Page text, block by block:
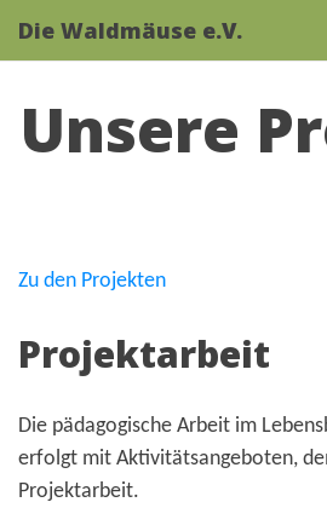
Die Waldmäuse e.V.
Unsere
Zu den Projekten
Projektarbeit
Die pädagogische Arbeit im
erfolgt mit Aktivitätsangeboten,
Projektarbeit.